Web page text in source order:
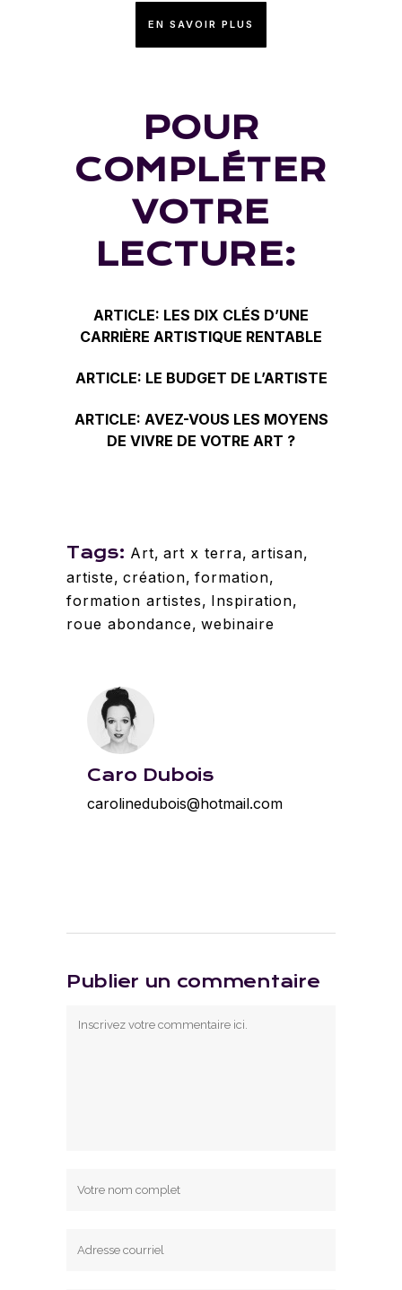
EN SAVOIR PLUS
POUR
COMPLÉTER
VOTRE
LECTURE:
ARTICLE: LES DIX CLÉS D’UNE
CARRIÈRE ARTISTIQUE RENTABLE
ARTICLE: LE BUDGET DE L’ARTISTE
ARTICLE: AVEZ-VOUS LES MOYENS
DE VIVRE DE VOTRE ART ?
Tags: Art, art x terra, artisan,
artiste, création, formation,
formation artistes, Inspiration,
roue abondance, webinaire
Caro Dubois
carolinedubois@hotmail.com
Publier un commentaire